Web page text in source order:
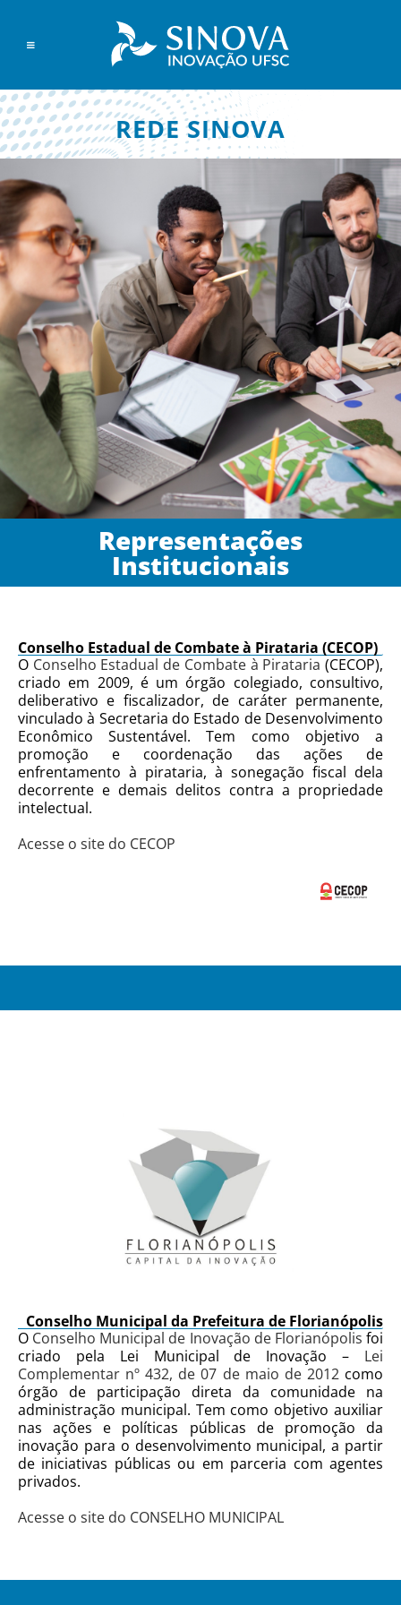
REDE SINOVA
Representações
Institucionais
Conselho Estadual de Combate à Pirataria (CECOP)
O Conselho Estadual de Combate à Pirataria (CECOP),
criado em 2009, é um órgão colegiado, consultivo,
deliberativo e fiscalizador, de caráter permanente,
vinculado à Secretaria do Estado de Desenvolvimento
Econômico Sustentável. Tem como objetivo a
promoção e coordenação das ações de
enfrentamento à pirataria, à sonegação fiscal dela
decorrente e demais delitos contra a propriedade
intelectual.
Acesse o site do CECOP
Conselho Municipal da Prefeitura de Florianópolis
O Conselho Municipal de Inovação de Florianópolis foi
criado pela Lei Municipal de Inovação – Lei
Complementar nº 432, de 07 de maio de 2012como
órgão de participação direta da comunidade na
administração municipal. Tem como objetivo auxiliar
nas ações e políticas públicas de promoção da
inovação para o desenvolvimento municipal, a partir
de iniciativas públicas ou em parceria com agentes
privados.
Acesse o site do CONSELHO MUNICIPAL